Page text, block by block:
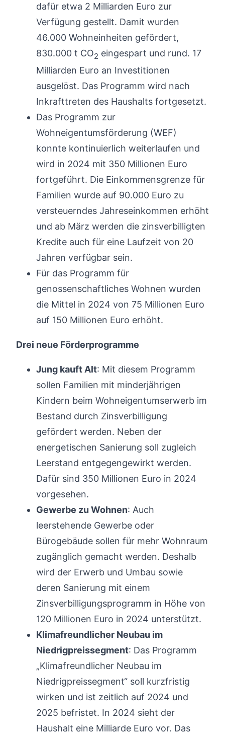
dafür etwa 2 Milliarden Euro zur
Verfügung gestellt. Damit wurden
46.000 Wohneinheiten gefördert,
830.000 t CO2 eingespart und rund. 17
Milliarden Euro an Investitionen
ausgelöst. Das Programm wird nach
Inkrafttreten des Haushalts fortgesetzt.
Das Programm zur
Wohneigentumsförderung (WEF)
konnte kontinuierlich weiterlaufen und
wird in 2024 mit 350 Millionen Euro
fortgeführt. Die Einkommensgrenze für
Familien wurde auf 90.000 Euro zu
versteuerndes Jahreseinkommen erhöht
und ab März werden die zinsverbilligten
Kredite auch für eine Laufzeit von 20
Jahren verfügbar sein.
Für das Programm für
genossenschaftliches Wohnen wurden
die Mittel in 2024 von 75 Millionen Euro
auf 150 Millionen Euro erhöht.
Drei neue Förderprogramme
Jung kauft Alt: Mit diesem Programm
sollen Familien mit minderjährigen
Kindern beim Wohneigentumserwerb im
Bestand durch Zinsverbilligung
gefördert werden. Neben der
energetischen Sanierung soll zugleich
Leerstand entgegengewirkt werden.
Dafür sind 350 Millionen Euro in 2024
vorgesehen.
Gewerbe zu Wohnen: Auch
leerstehende Gewerbe oder
Bürogebäude sollen für mehr Wohnraum
zugänglich gemacht werden. Deshalb
wird der Erwerb und Umbau sowie
deren Sanierung mit einem
Zinsverbilligungsprogramm in Höhe von
120 Millionen Euro in 2024 unterstützt.
Klimafreundlicher Neubau im
Niedrigpreissegment: Das Programm
„Klimafreundlicher Neubau im
Niedrigpreissegment“ soll kurzfristig
wirken und ist zeitlich auf 2024 und
2025 befristet. In 2024 sieht der
Haushalt eine Milliarde Euro vor. Das